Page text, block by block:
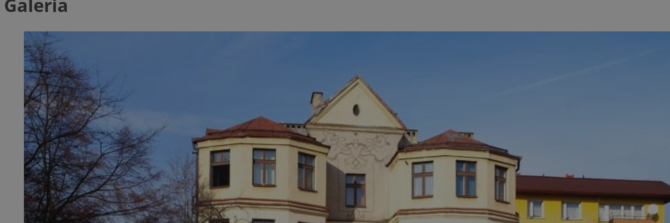
Galeria
5 miesięcy 4
tygodnie
Służy do przechowywania zgody gościa na
używanie plików cookie do innych celów
Simplifi Holdings
.simpli.fi
Do przechowywania unikalnego identyfikatora
INGRESSCOOKIE
NGINX Inc.
bh.contextweb.com
Sesja
Rejestruje, który klaster serwerów obsługuje
gościa. Jest to używane w kontekście
równoważenia obciążenia w celu optymalizacji
doświadczenia użytkownika.
CookieScriptConsent
CookieScript
m-ce.pl
Ten plik cookie jest używany przez usługę Cookie-
dotyczących zgody użytkownika na pliki cookie.
Jest to konieczne, aby baner cookie Cookie-
Script.com działał poprawnie.
Google Privacy Policy